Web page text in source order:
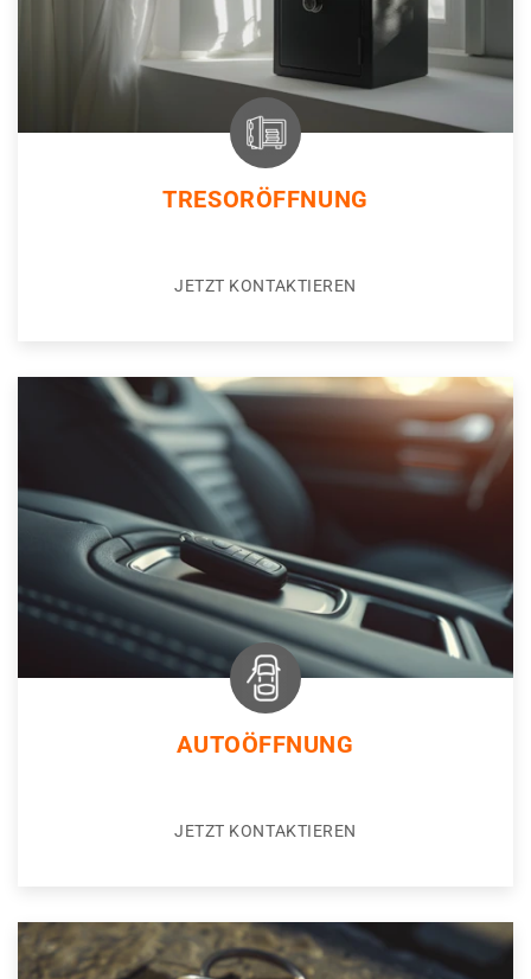
TRESORÖFFNUNG
JETZT KONTAKTIEREN
AUTOÖFFNUNG
JETZT KONTAKTIEREN